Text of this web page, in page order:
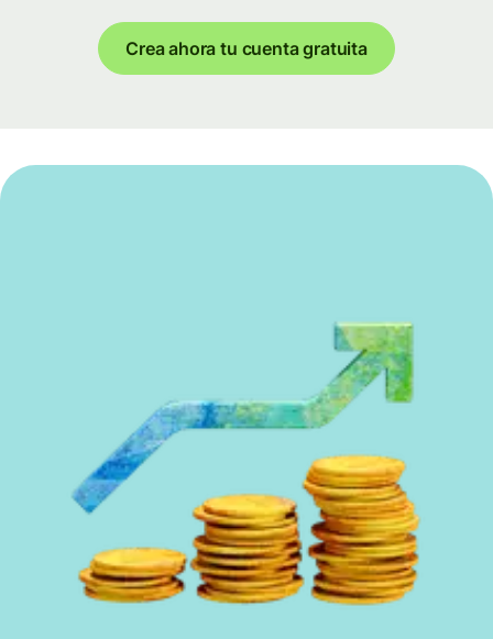
Crea ahora tu cuenta gratuita